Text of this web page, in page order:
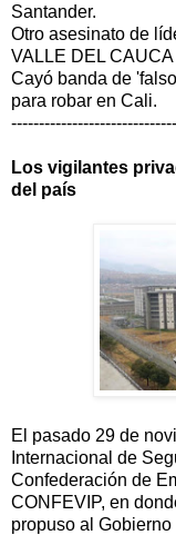
Santander.
Otro asesinato de
VALLE DEL CAUCA
Cayó banda de
para robar en Cali.
Los vigilantes
del país
El pasado 29 de
Internacional de
Confederación de
CONFEVIP, en
propuso al